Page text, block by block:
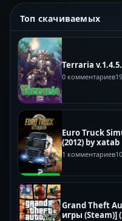
Топ скачиваемых
Terraria
0 комментариев
Euro Truck
(2012) by xatab
1 комментариев
Grand Theft
игры (Steam)]